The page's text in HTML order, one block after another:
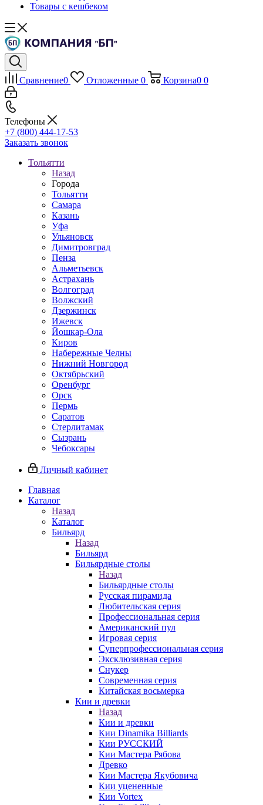
Товары с кешбеком
Сравнение0 Отложенные 0 Корзина0 0
Телефоны
+7 (800) 444-17-53
Заказать звонок
Тольятти
Назад
Города
Тольятти
Самара
Казань
Уфа
Ульяновск
Димитровград
Пенза
Альметьевск
Астрахань
Волгоград
Волжский
Дзержинск
Ижевск
Йошкар-Ола
Киров
Набережные Челны
Нижний Новгород
Октябрьский
Оренбург
Орск
Пермь
Саратов
Стерлитамак
Сызрань
Чебоксары
Личный кабинет
Главная
Каталог
Назад
Каталог
Бильярд
Назад
Бильярд
Бильярдные столы
Назад
Бильярдные столы
Русская пирамида
Любительская серия
Профессиональная серия
Американский пул
Игровая серия
Суперпрофессиональная серия
Эксклюзивная серия
Снукер
Современная серия
Китайская восьмерка
Кии и древки
Назад
Кии и древки
Кии Dinamika Billiards
Кии РУССКИЙ
Кии Мастера Рябова
Древко
Кии Мастера Якубовича
Кии уцененные
Кии Vortex